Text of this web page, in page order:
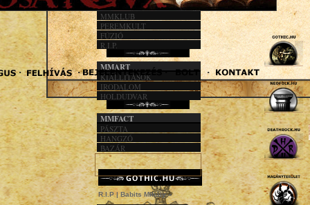
MMACT
MMKLUB
PEREMKULT
FÚZIÓ
R.I.P.
MMART
KIÁLLÍTÁSOK
IRODALOM
HOLDUDVAR
MMFACT
PÁSZTA
HANGZÓ
BAZÁR
R.I.P | Babits Mihály »